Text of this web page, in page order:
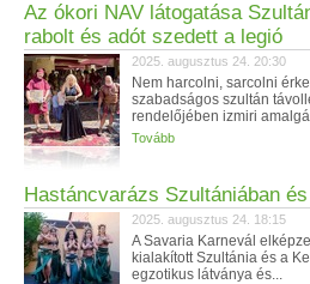
Az ókori NAV látogatása
rabolt és adót szedett a legió
2025. augusztus 24. 20:30
Nem harcolni, sarcolni
szabadságos szultán
rendelőjében izmiri
Tovább
Hastáncvarázs Szultániában
2025. augusztus 24. 18:15
A Savaria Karnevál
kialakított Szultánia és a
egzotikus látványa és...